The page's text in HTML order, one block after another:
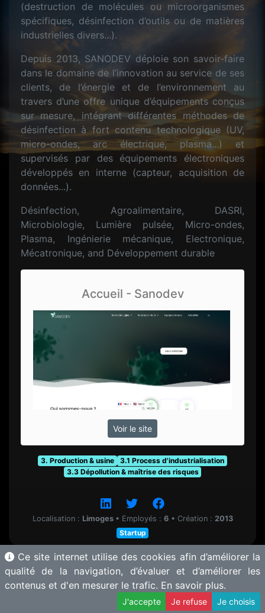
(destruction de molécules ou microorganismes
spécifiques, désinfection d’outils ou de matières
industrielles divers...).
Depuis 2013, SANODEV déploie son savoir-faire
dans le domaine de l’innovation au service de ses
clients, de l’énergie et de l’environnement au
travers d’une offre unique d’équipements conçus
sur mesure, intégrant différentes méthodes de
désinfection à fort contenu technologique (UV,
micro-ondes, arc électrique, plasma...) et
supervisés par des équipements électroniques
développés en interne (capteur, acquisition de
données...).
Désinfection, Agroalimentaire, DASRI,
Microbiologie, Lumière pulsée, Micro-ondes,
Plasma, Ingénierie mécanique, Electronique,
Mécatronique, and Développement durable
Accueil - Sanodev
Voir le site
3. Production & usine
3.1 Process d'industrialisation
3.3 Dépollution & maîtrise des risques
Localisation : Limoges • Employés : 6 • Création : 2013
Startup
© 2025 Motherbase.ai pourTech&Fest-Proposer une solution
Mentions légales–Gérer les cookies
Ce site internet utilise des cookies afin d’améliorer la
qualité de la navigation, d’évaluer et d’améliorer les
contenus et d'en mesurer le trafic. En savoir plus.
J'accepte Je refuse Je choisis